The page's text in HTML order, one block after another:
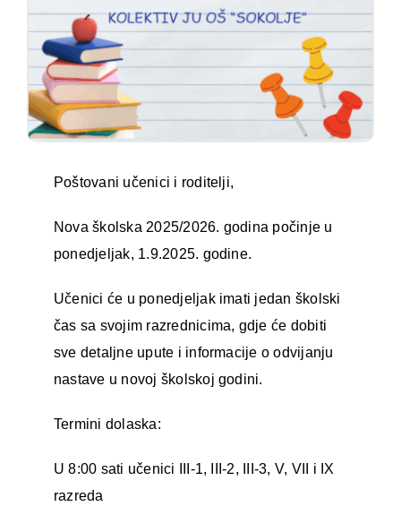
Poštovani učenici i roditelji,
Nova školska 2025/2026. godina počinje u
ponedjeljak, 1.9.2025. godine.
Učenici će u ponedjeljak imati jedan školski
čas sa svojim razrednicima, gdje će dobiti
sve detaljne upute i informacije o odvijanju
nastave u novoj školskoj godini.
Termini dolaska:
U 8:00 sati učenici III-1, III-2, III-3, V, VII i IX
razreda